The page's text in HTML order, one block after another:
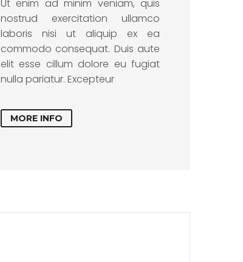
Ut enim ad minim veniam, quis
nostrud exercitation ullamco
laboris nisi ut aliquip ex ea
commodo consequat. Duis aute
elit esse cillum dolore eu fugiat
nulla pariatur. Excepteur
MORE INFO